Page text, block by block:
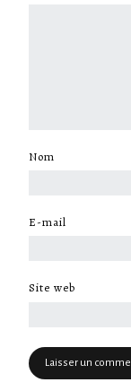
Nom
E-mail
Site web